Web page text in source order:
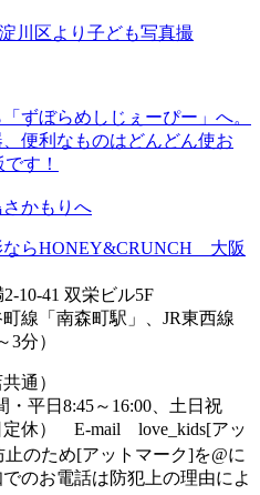
川区より子ども写真撮
ずぼらめしじぇーぴー」へ。
便利なものはどんどん使お
す！
かもりへ
ならHONEY&CRUNCH 大阪
10-41 双栄ビル5F
線「南森町駅」、JR東西線
3分）
通）
・平日8:45～16:00、土日祝
定休） E-mail love_kids[アッ
のため[アットマーク]を@に
のお電話は防犯上の理由によ